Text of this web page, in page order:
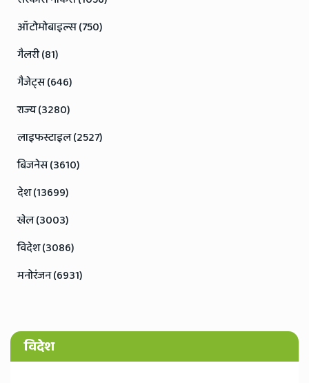
ऑटोमोबाइल्स (750)
गैलरी (81)
गैजेट्स (646)
राज्य (3280)
लाइफस्टाइल (2527)
बिजनेस (3610)
देश (13699)
खेल (3003)
विदेश (3086)
मनोरंजन (6931)
विदेश